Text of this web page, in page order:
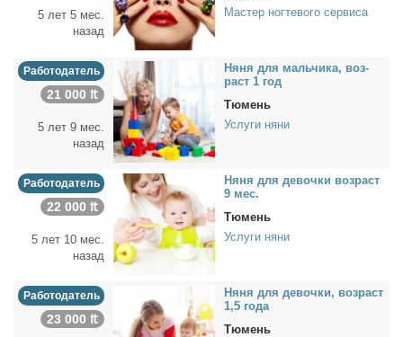
5 лет 5 мес.
назад
Мастер ногтевого сервиса
Работодатель
21 000 ₶
5 лет 9 мес.
назад
Ня­ня для маль­чи­ка, воз­
раст 1 год
Тюмень
Услуги няни
Работодатель
22 000 ₶
5 лет 10 мес.
назад
Ня­ня для де­воч­ки воз­раст
9 мес.
Тюмень
Услуги няни
Работодатель
23 000 ₶
Ня­ня для де­воч­ки, воз­раст
1,5 го­да
Тюмень